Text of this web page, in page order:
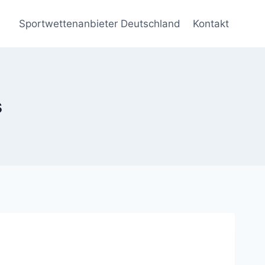
Sportwettenanbieter Deutschland Kontakt